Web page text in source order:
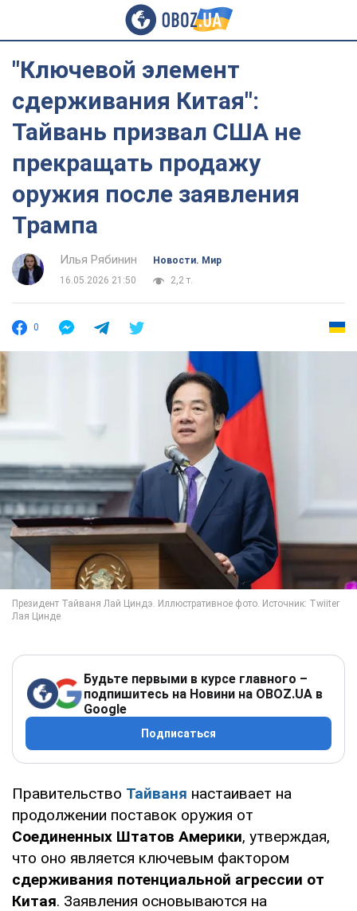
"Ключевой элемент
сдерживания Китая":
Тайвань призвал США не
прекращать продажу
оружия после заявления
Трампа
Илья Рябинин
Новости. Мир
16.05.2026 21:50
2,2 т.
0
Будьте первыми в курсе главного –
подпишитесь на Новини на OBOZ.UA в
Google
Подписаться
Правительство Тайваня настаивает на
продолжении поставок оружия от
Соединенных Штатов Америки, утверждая,
что оно является ключевым фактором
сдерживания потенциальной агрессии от
Китая. Заявления основываются на